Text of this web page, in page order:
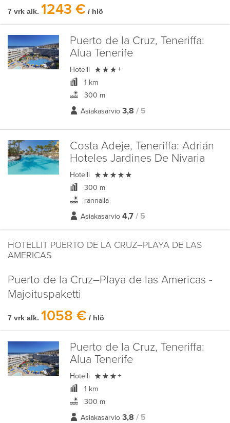
7 vrk alk. 1243 € / hlö
Puerto de la Cruz, Teneriffa:
Alua Tenerife
Hotelli  +
1 km
300 m
Asiakasarvio 3,8 / 5
Costa Adeje, Teneriffa: Adrián
Hoteles Jardines De Nivaria
Hotelli 
300 m
rannalla
Asiakasarvio 4,7 / 5
HOTELLIT PUERTO DE LA CRUZ–PLAYA DE LAS
AMERICAS
Puerto de la Cruz–Playa de las Americas -
Majoituspaketti
7 vrk alk. 1058 € / hlö
Puerto de la Cruz, Teneriffa:
Alua Tenerife
Hotelli  +
1 km
300 m
Asiakasarvio 3,8 / 5